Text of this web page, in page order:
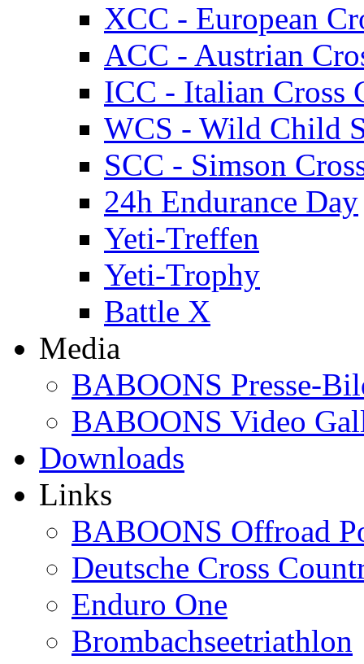
XCC - European
ACC - Austrian
ICC - Italian Cross
WCS - Wild Child
SCC - Simson
24h Endurance Day
Yeti-Treffen
Yeti-Trophy
Battle X
Media
BABOONS Presse-
BABOONS Video
Downloads
Links
BABOONS Offroad
Deutsche Cross
Enduro One
Brombachseetriathlon